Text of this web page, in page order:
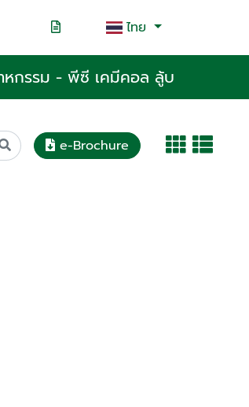
ไทย
หกรรม - พีซี เคมีคอล ลู้บ
e-Brochure